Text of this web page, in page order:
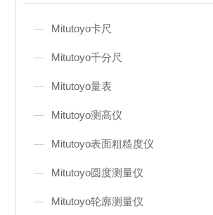
Mitutoyo卡尺
Mitutoyo千分尺
Mitutoyo量表
Mitutoyo测高仪
Mitutoyo表面粗糙度仪
Mitutoyo圆度测量仪
Mitutoyo轮廓测量仪